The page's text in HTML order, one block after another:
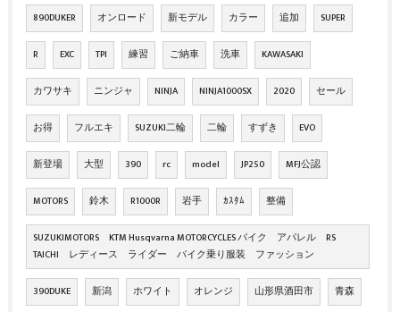
890DUKER オンロード 新モデル カラー 追加 SUPER
R EXC TPI 練習 ご納車 洗車 KAWASAKI
カワサキ ニンジャ NINJA NINJA1000SX 2020 セール
お得 フルエキ SUZUKI二輪 二輪 すずき EVO
新登場 大型 390 rc model JP250 MFJ公認
MOTORS 鈴木 R1000R 岩手 ｶｽﾀﾑ 整備
SUZUKIMOTORS KTM Husqvarna MOTORCYCLES バイク アパレル RS
TAICHI レディース ライダー バイク乗り服装 ファッション
390DUKE 新潟 ホワイト オレンジ 山形県酒田市 青森